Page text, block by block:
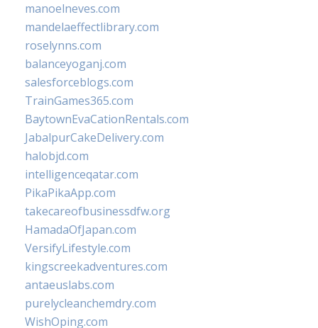
manoelneves.com
mandelaeffectlibrary.com
roselynns.com
balanceyoganj.com
salesforceblogs.com
TrainGames365.com
BaytownEvaCationRentals.com
JabalpurCakeDelivery.com
halobjd.com
intelligenceqatar.com
PikaPikaApp.com
takecareofbusinessdfw.org
HamadaOfJapan.com
VersifyLifestyle.com
kingscreekadventures.com
antaeuslabs.com
purelycleanchemdry.com
WishOping.com